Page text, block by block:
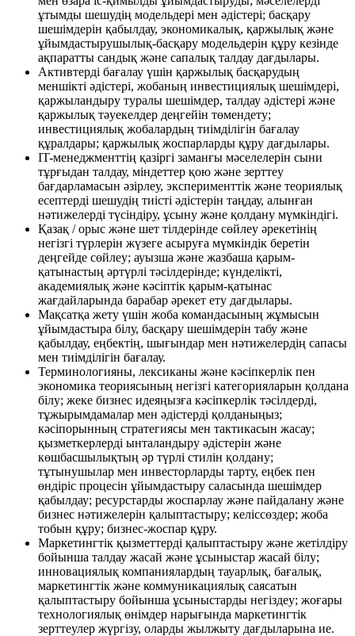
ұтымды шешудің модельдері мен әдістері; басқару
шешімдерін қабылдау, экономикалық, қаржылық және
ұйымдастырушылық-басқару модельдерін құру кезінде
ақпаратты сандық және сапалық талдау дағдылары.
Активтерді бағалау үшін қаржылық басқарудың
меншікті әдістері, жобаның инвестициялық шешімдері,
қаржыландыру туралы шешімдер, талдау әдістері және
қаржылық тәуекелдер деңгейін төмендету;
инвестициялық жобалардың тиімділігін бағалау
құралдары; қаржылық жоспарларды құру дағдылары.
IT-менеджменттің қазіргі заманғы мәселелерін сыни
тұрғыдан талдау, міндеттер қою және зерттеу
бағдарламасын әзірлеу, эксперименттік және теориялық
есептерді шешудің тиісті әдістерін таңдау, алынған
нәтижелерді түсіндіру, ұсыну және қолдану мүмкіндігі.
Қазақ / орыс және шет тілдерінде сөйлеу әрекетінің
негізгі түрлерін жүзеге асыруға мүмкіндік беретін
деңгейде сөйлеу; ауызша және жазбаша қарым-
қатынастың әртүрлі тәсілдерінде; күнделікті,
академиялық және кәсіптік қарым-қатынас
жағдайларында барабар әрекет ету дағдылары.
Мақсатқа жету үшін жоба командасының жұмысын
ұйымдастыра білу, басқару шешімдерін табу және
қабылдау, еңбектің, шығындар мен нәтижелердің сапасы
мен тиімділігін бағалау.
Терминологияны, лексиканы және кәсіпкерлік пен
экономика теориясының негізгі категорияларын қолдана
білу; жеке бизнес идеяңызға кәсіпкерлік тәсілдерді,
тұжырымдамалар мен әдістерді қолданыңыз;
кәсіпорынның стратегиясы мен тактикасын жасау;
қызметкерлерді ынталандыру әдістерін және
көшбасшылықтың әр түрлі стилін қолдану;
тұтынушылар мен инвесторларды тарту, еңбек пен
өндіріс процесін ұйымдастыру саласында шешімдер
қабылдау; ресурстарды жоспарлау және пайдалану және
бизнес нәтижелерін қалыптастыру; келіссөздер; жоба
тобын құру; бизнес-жоспар құру.
Маркетингтік қызметтерді қалыптастыру және жетілдіру
бойынша талдау жасай және ұсыныстар жасай білу;
инновациялық компаниялардың тауарлық, бағалық,
маркетингтік және коммуникациялық саясатын
қалыптастыру бойынша ұсыныстарды негіздеу; жоғары
технологиялық өнімдер нарығында маркетингтік
зерттеулер жүргізу, оларды жылжыту дағдыларына ие.